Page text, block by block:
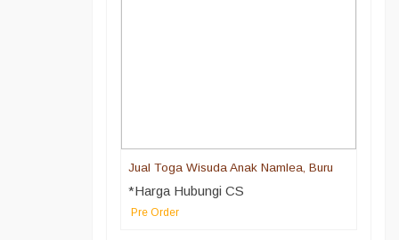
Jual Toga Wisuda Anak Namlea, Buru
*Harga Hubungi CS
Pre Order